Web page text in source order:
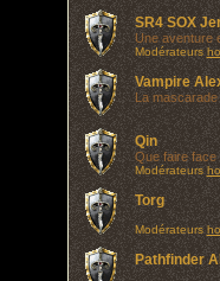
SR4 SOX
Une aventure
Modérateurs
Vampire
La
Qin
Que faire face
Modérateurs
Torg
Modérateurs
Pathfinder